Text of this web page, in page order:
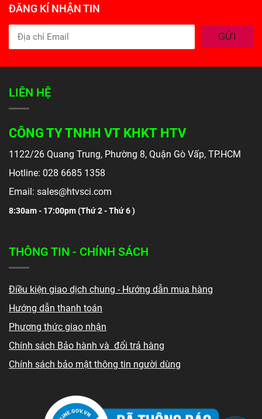
ĐĂNG KÍ NHẬN TIN
GỬI
LIÊN HỆ
CÔNG TY TNHH VT KHKT HTV
1122/26 Quang Trung, Phường 8, Quận Gò Vấp, TP.HCM
Hotline: 028 6685 1358
Email: sales@htvsci.com
8:30am - 17:00pm (Thứ 2 - Thứ 6 )
THÔNG TIN - CHÍNH SÁCH
Điều kiện giao dịch chung - Hướng dẫn mua hàng
Hướng dẫn thanh toán
Phương thức giao nhận
Chính sách Bảo hành và đổi trả hàng
Chính sách bảo mật thông tin người dùng